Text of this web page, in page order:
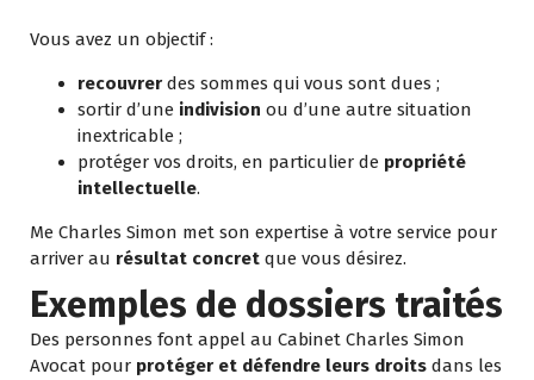
Vous avez un objectif :
recouvrer des sommes qui vous sont dues ;
sortir d’une indivision ou d’une autre situation
inextricable ;
protéger vos droits, en particulier de propriété
intellectuelle.
Me Charles Simon met son expertise à votre service pour
arriver au résultat concret que vous désirez.
Exemples de dossiers traités
Des personnes font appel au Cabinet Charles Simon
Avocat pour protéger et défendre leurs droits dans les